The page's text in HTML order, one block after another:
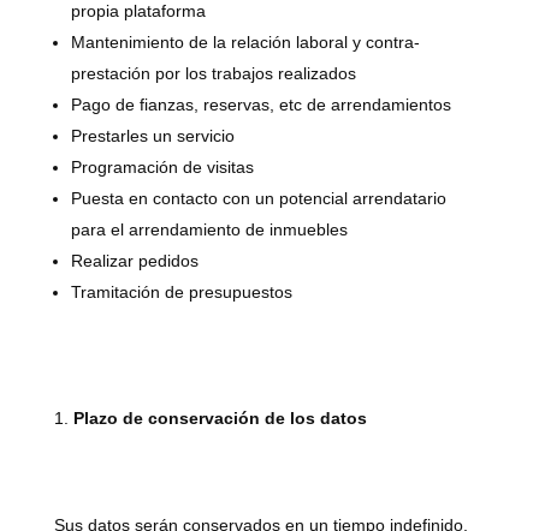
propia plataforma
Mantenimiento de la relación laboral y contra-
prestación por los trabajos realizados
Pago de fianzas, reservas, etc de arrendamientos
Prestarles un servicio
Programación de visitas
Puesta en contacto con un potencial arrendatario
para el arrendamiento de inmuebles
Realizar pedidos
Tramitación de presupuestos
Plazo de conservación de los datos
Sus datos serán conservados en un tiempo indefinido,